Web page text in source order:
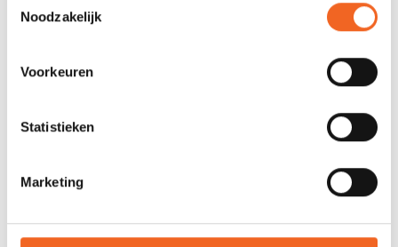
Noodzakelijk
Voorkeuren
Statistieken
Marketing
GERELATEERDE PRODUCTEN